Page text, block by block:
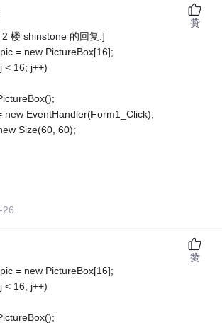
楼 shinstone 的回复:]
= new PictureBox[16];
< 16; j++)
new EventHandler(Form1_Click);
Size(60, 60);
26
赞
= new PictureBox[16];
< 16; j++)
赞